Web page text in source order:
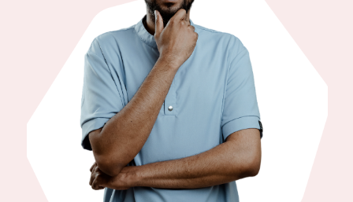
Сайт носит информационный характер и не является
публичной офертой. Медицинские услуги
оказываются на основании договора.
ИМЕЮТСЯ ПРОТИВОПОКАЗАНИЯ,
ПРОКОНСУЛЬТИРУЙТЕСЬ СО СПЕЦИАЛИСТОМ